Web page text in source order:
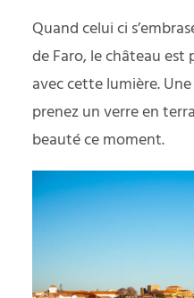
Quand celui ci
de Faro, le château
avec cette lumière.
prenez un verre en
beauté ce moment.